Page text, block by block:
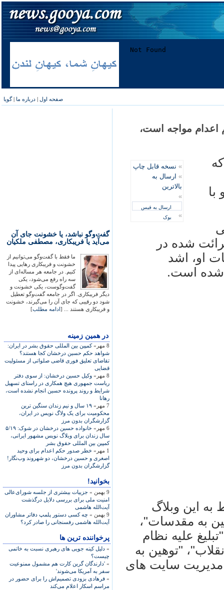
صفحه اول | درباره ما |گویا
گفت‌وگو نباشد، یا خشونت جای آن
می‌آید یا فریبکاری، مصطفی ملکیان
ما فقط با گفت‌وگو می‌توانیم از
خشونت و فریبکاری رهایی پیدا
کنیم. در جامعه هر مساله‌ای از
سه راه رفع می‌شود، یکی
گفت‌وگوست، یکی خشونت و
دیگر فریبکاری. اگر در جامعه گفت‌وگو تعطیل
شود دو رقیبی که جای آن را می‌گیرند، خشونت
و فریبکاری هستند ... [ادامه مطلب]
در همين زمينه
8 مهر»
کمپين بين المللی حقوق بشر در ايران:
شواهد حکم حسين درخشان کجا هستند؟
تقاضای تعليق فوری قاضی صلواتی از مسئوليت
قضايی
8 مهر»
وکيل حسين درخشان: از سوی دفتر
رياست جمهوری هيچ همکاری در راستای تسهيل
شرايط و روند پرونده حسين انجام نشده است،
رهانا
7 مهر»
١٩ سال و نيم زندان سنگين ترين
محکوميت برای يک ولاگ نويس در ايران،
گزارشگران بدون مرز
6 مهر»
خانواده حسين درخشان در شوک: ۵/۱۹
سال زندان برای وبلاگ نويس مشهور ايرانی،
کمپين بين المللی حقوق بشر
1 مهر»
خطر صدور حکم اعدام برای وحيد
اصغری و حسين درخشان، دو شهروند وب‌نگار!
گزارشگران بدون مرز
بخوانید!
9 بهمن »
جزییات بیشتری از جلسه شورای‌عالی
امنیت ملی برای بررسی دلایل درگذشت
آیت‌الله هاشمی
9 بهمن »
چه کسی دستور پلمپ دفاتر مشاوران
آیت‌الله هاشمی رفسنجانی را صادر کرد؟
پرخواننده ترین ها
» دلیل کینه جویی های رهبری نسبت به خاتمی
چیست؟
» 'دارندگان گرین کارت هم مشمول ممنوعیت
سفر به آمریکا می‌شوند'
» فرهادی بزودی تصمیم‌اش را برای حضور در
مراسم اسکار اعلام می‌کند
اعدام مواجه است،
» نسخه قابل چاپ
» ارسال به
بالاترین
»
ارسال به فیس
بوک
»
شده در
او، اشد
شده است.
این وبلاگ
به مقدسات"،
علیه نظام
"توهین به
مدیریت سایت های